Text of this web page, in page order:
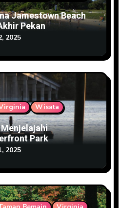
Jamestown Beach
Pekan
2025
Wisata
Park
2025